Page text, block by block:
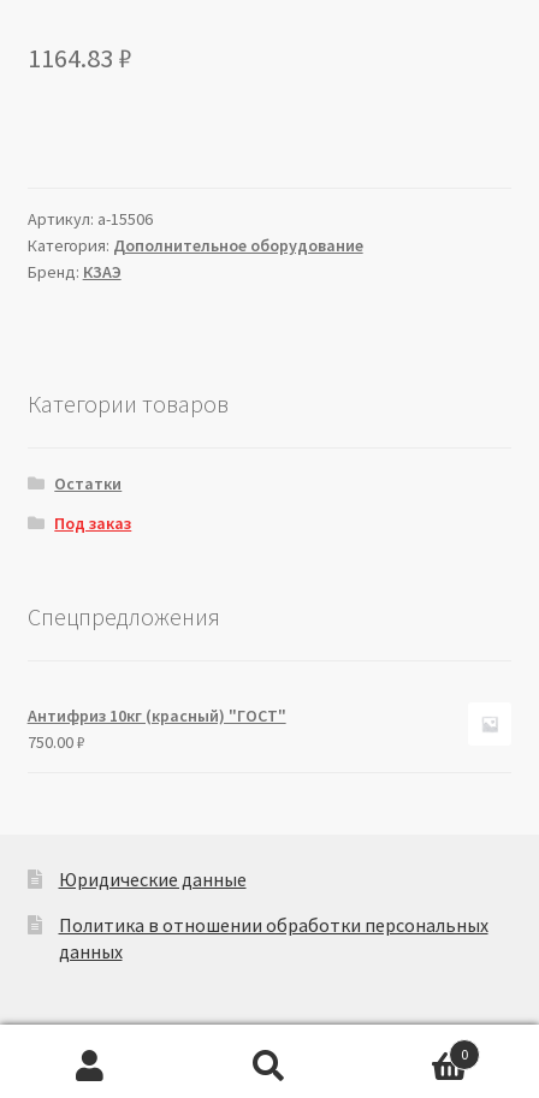
1164.83 ₽
Артикул: a-15506
Категория: Дополнительное оборудование
Бренд: КЗАЭ
Категории товаров
Остатки
Под заказ
Спецпредложения
Антифриз 10кг (красный) "ГОСТ"
750.00₽
Юридические данные
Политика в отношении обработки персональных
данных
0